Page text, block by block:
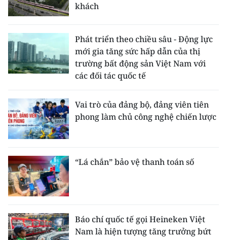
khách
Phát triển theo chiều sâu - Động lực
mới gia tăng sức hấp dẫn của thị
trường bất động sản Việt Nam với
các đối tác quốc tế
Vai trò của đảng bộ, đảng viên tiên
phong làm chủ công nghệ chiến lược
“Lá chắn” bảo vệ thanh toán số
Báo chí quốc tế gọi Heineken Việt
Nam là hiện tượng tăng trưởng bứt